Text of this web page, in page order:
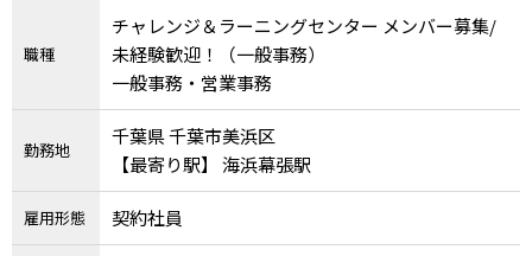
職種
チャレンジ＆ラーニングセンター メンバー募集/
未経験歓迎！（一般事務）
一般事務・営業事務
勤務地
千葉県 千葉市美浜区
【最寄り駅】 海浜幕張駅
雇用形態 契約社員